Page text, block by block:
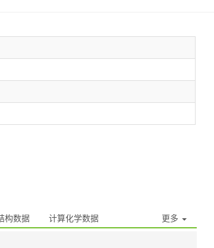
构数据 计算化学数据 更多